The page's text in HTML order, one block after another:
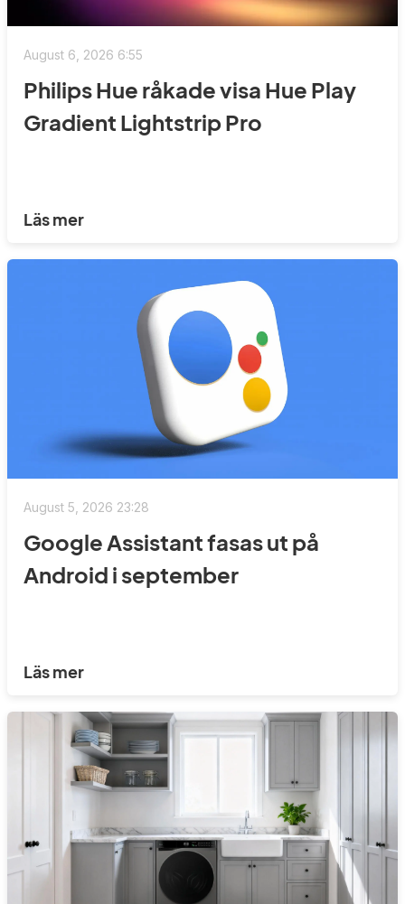
August 6, 2026 6:55
Philips Hue råkade visa Hue Play
Gradient Lightstrip Pro
Läs mer
August 5, 2026 23:28
Google Assistant fasas ut på
Android i september
Läs mer